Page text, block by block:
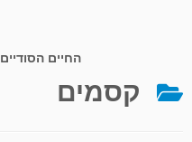
החיים
קסמים